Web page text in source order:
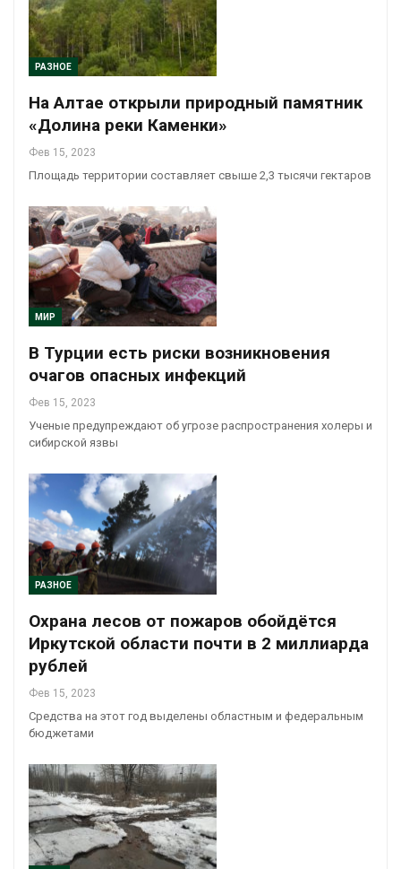
РАЗНОЕ
На Алтае открыли природный памятник
«Долина реки Каменки»
Фев 15, 2023
Площадь территории составляет свыше 2,3 тысячи гектаров
МИР
В Турции есть риски возникновения
очагов опасных инфекций
Фев 15, 2023
Ученые предупреждают об угрозе распространения холеры и
сибирской язвы
РАЗНОЕ
Охрана лесов от пожаров обойдётся
Иркутской области почти в 2 миллиарда
рублей
Фев 15, 2023
Средства на этот год выделены областным и федеральным
бюджетами